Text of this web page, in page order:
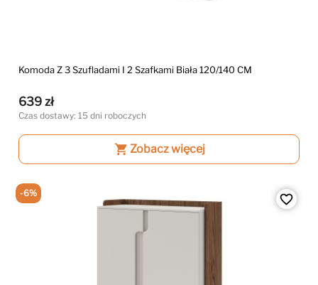
Komoda Z 3 Szufladami I 2 Szafkami Biała 120/140 CM
639 zł
Czas dostawy: 15 dni roboczych
shopping_cart Zobacz więcej
favorite_border
-6%